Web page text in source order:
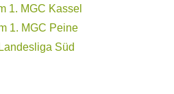
1. MGC Kassel
1. MGC Peine
Süd